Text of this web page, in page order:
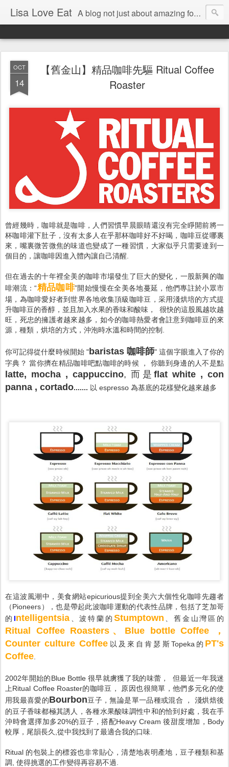
Lisa Love Eat A blog not just about amazing food , but also about the things I love
OCT
14
【舊金山】精品咖啡先驅 Ritual Coffee
Roaster
曾經幾時，咖啡就是咖啡，人們習慣早晨眼睛還沒有完全睜開前將一
杯咖啡灌下肚子，沒有太多人在乎那杯咖啡好不好喝，咖啡豆從哪裏
來，嘴裏微苦微焦的味道也變成了一種習慣，大家似乎只需要達到一
個目的，讓咖啡因進入體內讓自己清醒.
但在過去的十年裡全美的咖啡市場發生了巨大的變化，一股新興的咖
啡潮流：“精品咖啡”開始慢慢在全美各地蔓延，他們專註於小眾市
場，為咖啡愛好者到世界各地收集頂級咖啡豆，采用淺烘培的方式提
升咖啡豆的香醇，並且加入水果的香味和酸味， 很快的這股風越吹越
旺，死忠的擁護者越來越多，如今的咖啡熱愛者會註意到咖啡豆的來
源，種類，烘培的方式，沖泡時水溫和時間的控制.
你可記得從什麼時候開始 "baristas 咖啡師" 這個字眼進入了你的
字典？ 當你擠在精品咖啡吧點咖啡的時候 ， 你聽到身邊的人不是點
latte, mocha , cappuccino, 而是 flat white , con
panna , cortado....... 以 espresso 為基底的花樣變化越來越多
在這波風潮中，美食網站epicurious提到全美六大個性化咖啡先趨者
（Pioneers），也是帶起此波咖啡運動的代表性品牌，包括了芝加哥
的 Intelligentsia、波特蘭的 Stumptown 、舊金山灣區的
Ritual Coffee Roasters、Blue bottle Coffee ，
Counter culture Coffee 以及來自肯瑟斯Topeka的 PT's
Coffee
2002年開始的Blue Bottle 很早就虜獲了我的味蕾， 但最近一年我迷
上Ritual Coffee Roaster的咖啡豆， 原因也很簡單，他們多元化的使
用我最喜愛的Bourbon豆子，無論是單一品種或混合 ， 淺烘焙後
的豆子香味都極其誘人，各種水果酸味調性中和的恰到好處，我在手
沖時會選擇加多20%的豆子，搭配Heavy Cream 後甜度增加，Body
較厚，尾韻長久,從中我找到了最適合我的口味.
Ritual 的包裝上的標簽也非常貼心，清楚地表明產地，豆子種類和基
調, 使得挑選的工作變得再容易不過.